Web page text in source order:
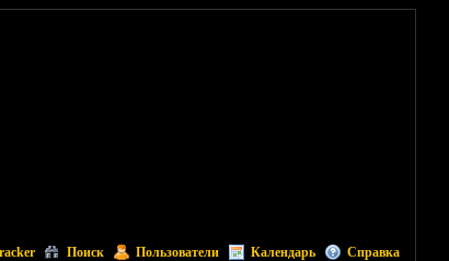
Поиск Пользователи Календарь Справка